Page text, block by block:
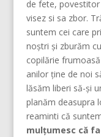
de fete,
visez si sa zbor.
suntem cei care
noştri şi zburăm
copilărie
anilor ține de noi
lăsăm liberi să-și
planăm deasupra
reaminti că
mulțumesc că